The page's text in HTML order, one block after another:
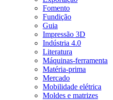
Fomento
Fundição
Guia
Impressão 3D
Indústria 4.0
Literatura
Máquinas-ferramenta
Matéria-prima
Mercado
Mobilidade elétrica
Moldes e matrizes